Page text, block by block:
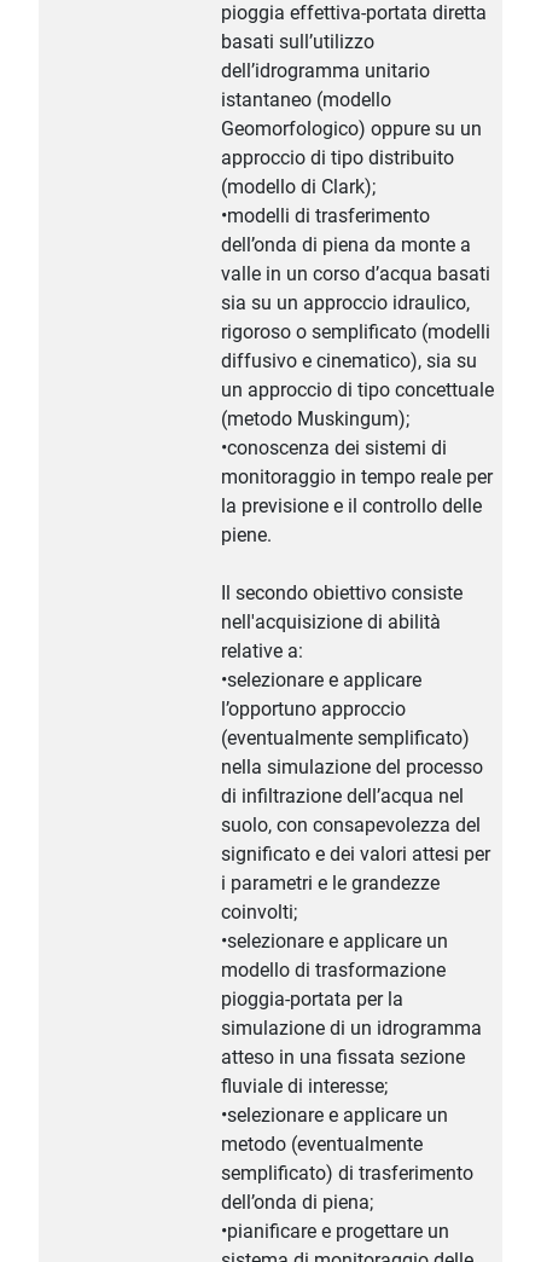
pioggia effettiva-portata diretta
basati sull’utilizzo
dell’idrogramma unitario
istantaneo (modello
Geomorfologico) oppure su un
approccio di tipo distribuito
(modello di Clark);
•modelli di trasferimento
dell’onda di piena da monte a
valle in un corso d’acqua basati
sia su un approccio idraulico,
rigoroso o semplificato (modelli
diffusivo e cinematico), sia su
un approccio di tipo concettuale
(metodo Muskingum);
•conoscenza dei sistemi di
monitoraggio in tempo reale per
la previsione e il controllo delle
piene.
Il secondo obiettivo consiste
nell'acquisizione di abilità
relative a:
•selezionare e applicare
l’opportuno approccio
(eventualmente semplificato)
nella simulazione del processo
di infiltrazione dell’acqua nel
suolo, con consapevolezza del
significato e dei valori attesi per
i parametri e le grandezze
coinvolti;
•selezionare e applicare un
modello di trasformazione
pioggia-portata per la
simulazione di un idrogramma
atteso in una fissata sezione
fluviale di interesse;
•selezionare e applicare un
metodo (eventualmente
semplificato) di trasferimento
dell’onda di piena;
•pianificare e progettare un